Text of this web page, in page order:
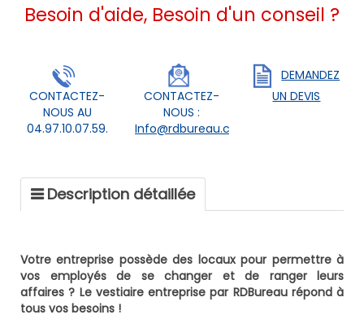
Besoin d'aide, Besoin d'un conseil ?
CONTACTEZ-
NOUS AU
04.97.10.07.59.
CONTACTEZ-
NOUS :
Info@rdbureau.com
DEMANDEZ
UN DEVIS
Description détaillée
Votre entreprise possède des locaux pour permettre à
vos employés de se changer et de ranger leurs
affaires ? Le vestiaire entreprise par RDBureau répond à
tous vos besoins !